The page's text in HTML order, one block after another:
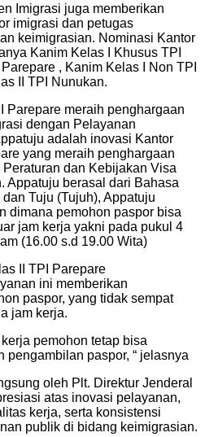
Imigrasi juga memberikan
imigrasi dan petugas
keimigrasian. Nominasi Kantor
Kanim Kelas I Khusus TPI
, Kanim Kelas I Non TPI
II TPI Nunukan.
Parepare meraih penghargaan
dengan Pelayanan
adalah inovasi Kantor
yang meraih penghargaan
dan Kebijakan Visa
Appatuju berasal dari Bahasa
Tuju (Tujuh), Appatuju
dimana pemohon paspor bisa
jam kerja yakni pada pukul 4
(16.00 s.d 19.00 Wita)
II TPI Parepare
ini memberikan
paspor, yang tidak sempat
jam kerja.
pemohon tetap bisa
pengambilan paspor, “ jelasnya
oleh Plt. Direktur Jenderal
atas inovasi pelayanan,
kerja, serta konsistensi
publik di bidang keimigrasian.